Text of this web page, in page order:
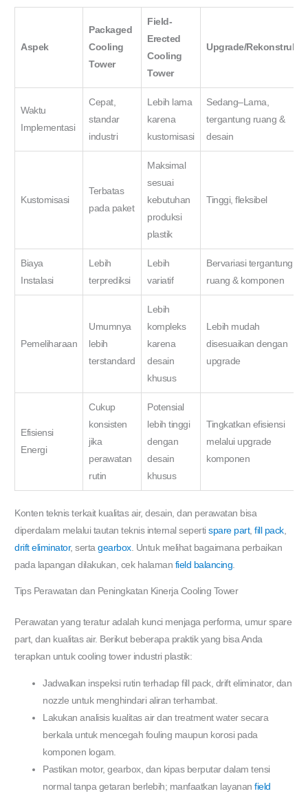
Aspek
Packaged
Cooling
Tower
Field-
Erected
Cooling
Tower
Upgrade/Rekonstruksi
Waktu
Implementasi
Cepat,
standar
industri
Lebih lama
karena
kustomisasi
Sedang–Lama,
tergantung ruang &
desain
Kustomisasi
Terbatas
pada paket
Maksimal
sesuai
kebutuhan
produksi
plastik
Tinggi, fleksibel
Biaya
Instalasi
Lebih
terprediksi
Lebih
variatif
Bervariasi tergantung
ruang & komponen
Pemeliharaan
Umumnya
lebih
terstandard
Lebih
kompleks
karena
desain
khusus
Lebih mudah
disesuaikan dengan
upgrade
Efisiensi
Energi
Cukup
konsisten
jika
perawatan
rutin
Potensial
lebih tinggi
dengan
desain
khusus
Tingkatkan efisiensi
melalui upgrade
komponen
Konten teknis terkait kualitas air, desain, dan perawatan bisa
diperdalam melalui tautan teknis internal sepertispare part,fill pack,
drift eliminator, sertagearbox. Untuk melihat bagaimana perbaikan
pada lapangan dilakukan, cek halaman field balancing
Tips Perawatan dan Peningkatan Kinerja Cooling Tower
Perawatan yang teratur adalah kunci menjaga performa, umur spare
part, dan kualitas air. Berikut beberapa praktik yang bisa Anda
terapkan untuk cooling tower industri plastik:
Jadwalkan inspeksi rutin terhadap fill pack, drift eliminator, dan
nozzle untuk menghindari aliran terhambat.
Lakukan analisis kualitas air dan treatment water secara
berkala untuk mencegah fouling maupun korosi pada
komponen logam.
Pastikan motor, gearbox, dan kipas berputar dalam tensi
normal tanpa getaran berlebih; manfaatkan layananfield